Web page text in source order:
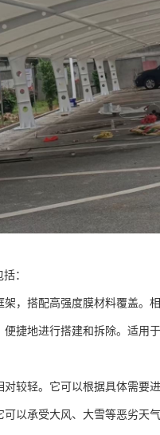
：
，搭配高强度膜材料覆盖。
捷地进行搭建和拆除。适用
较轻。它可以根据具体需要
以承受大风、大雪等恶劣天